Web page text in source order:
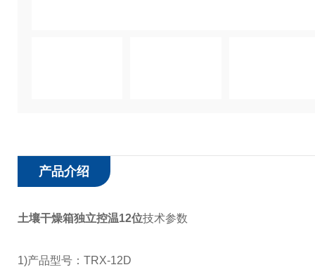
产品介绍
土壤干燥箱独立控温12位技术参数
1)产品型号：TRX-12D